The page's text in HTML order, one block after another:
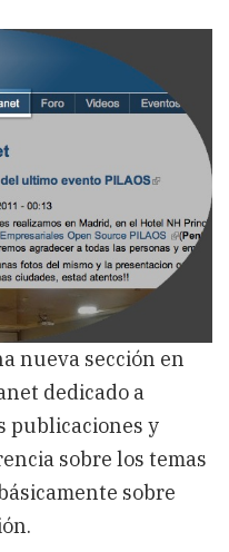
nueva sección en
dedicado a
publicaciones y
sobre los temas
sobre